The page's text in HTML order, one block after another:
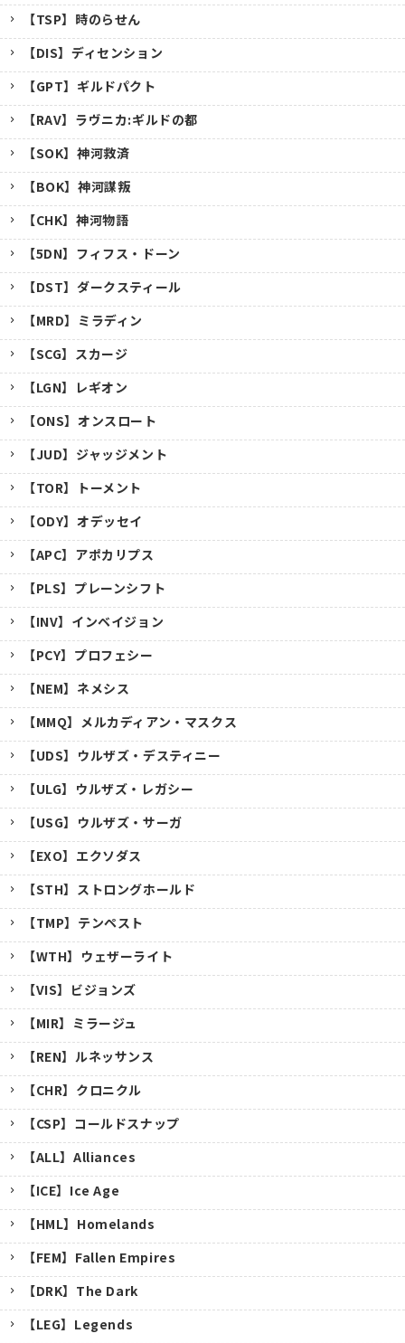
【TSP】時のらせん
【DIS】ディセンション
【GPT】ギルドパクト
【RAV】ラヴニカ:ギルドの都
【SOK】神河救済
【BOK】神河謀叛
【CHK】神河物語
【5DN】フィフス・ドーン
【DST】ダークスティール
【MRD】ミラディン
【SCG】スカージ
【LGN】レギオン
【ONS】オンスロート
【JUD】ジャッジメント
【TOR】トーメント
【ODY】オデッセイ
【APC】アポカリプス
【PLS】プレーンシフト
【INV】インベイジョン
【PCY】プロフェシー
【NEM】ネメシス
【MMQ】メルカディアン・マスクス
【UDS】ウルザズ・デスティニー
【ULG】ウルザズ・レガシー
【USG】ウルザズ・サーガ
【EXO】エクソダス
【STH】ストロングホールド
【TMP】テンペスト
【WTH】ウェザーライト
【VIS】ビジョンズ
【MIR】ミラージュ
【REN】ルネッサンス
【CHR】クロニクル
【CSP】コールドスナップ
【ALL】Alliances
【ICE】Ice Age
【HML】Homelands
【FEM】Fallen Empires
【DRK】The Dark
【LEG】Legends